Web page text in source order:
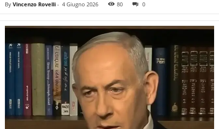
By Vincenzo Rovelli - 4 Giugno 2026 80 0